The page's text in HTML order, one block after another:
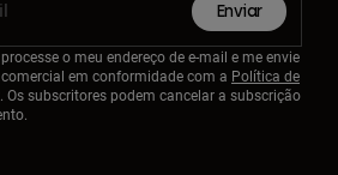
Enviar
o meu endereço de e-mail e me envie
em conformidade com a Política de
Os subscritores podem cancelar a subscrição